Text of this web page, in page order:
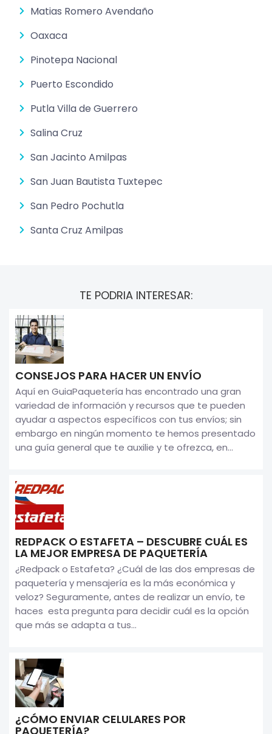
Matias Romero Avendaño
Oaxaca
Pinotepa Nacional
Puerto Escondido
Putla Villa de Guerrero
Salina Cruz
San Jacinto Amilpas
San Juan Bautista Tuxtepec
San Pedro Pochutla
Santa Cruz Amilpas
TE PODRIA INTERESAR:
CONSEJOS PARA HACER UN ENVÍO
Aquí en GuiaPaquetería has encontrado una gran
variedad de información y recursos que te pueden
ayudar a aspectos específicos con tus envíos; sin
embargo en ningún momento te hemos presentado
una guía general que te auxilie y te ofrezca, en...
REDPACK O ESTAFETA – DESCUBRE CUÁL ES
LA MEJOR EMPRESA DE PAQUETERÍA
¿Redpack o Estafeta? ¿Cuál de las dos empresas de
paquetería y mensajería es la más económica y
veloz? Seguramente, antes de realizar un envío, te
haces esta pregunta para decidir cuál es la opción
que más se adapta a tus...
¿CÓMO ENVIAR CELULARES POR
PAQUETERÍA?